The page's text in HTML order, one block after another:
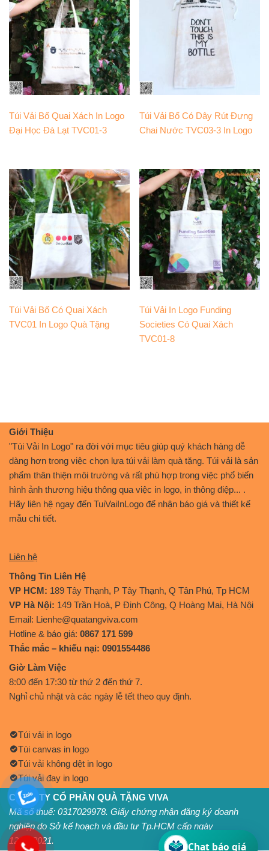
Túi Vải Bố Quai Xách In Logo
Đại Học Đà Lạt TVC01-3
Túi Vải Bố Có Dây Rút Đựng
Chai Nước TVC03-3 In Logo
Túi Vải Bố Có Quai Xách
TVC01 In Logo Quà Tặng
Túi Vải In Logo Funding
Societies Có Quai Xách
TVC01-8
Giới Thiệu
"Túi Vải In Logo" ra đời với mục tiêu giúp quý khách hàng dễ
dàng hơn trong việc chọn lựa túi vải làm quà tặng. Túi vải là sản
phẩm thân thiện môi trường và rất phù hợp trong việc phổ biến
hình ảnh thương hiệu thông qua việc in logo, in thông điệp... .
Hãy liên hệ ngay đến TuiVaiInLogo để nhận báo giá và thiết kế
mẫu chi tiết.
Liên hệ
Thông Tin Liên Hệ
VP HCM: 189 Tây Thạnh, P Tây Thạnh, Q Tân Phú, Tp HCM
VP Hà Nội: 149 Trần Hoà, P Định Công, Q Hoàng Mai, Hà Nội
Email: Lienhe@quatangviva.com
Hotline & báo giá: 0867 171 599
Thắc mắc – khiếu nại: 0901554486
Giờ Làm Việc
8:00 đến 17:30 từ thứ 2 đến thứ 7.
Nghỉ chủ nhật và các ngày lễ tết theo quy định.
Túi vải in logo
Túi canvas in logo
Túi vải không dệt in logo
Túi vải đay in logo
CÔNG TY CỔ PHẦN QUÀ TẶNG VIVA
Mã số thuế: 0317029978. Giấy chứng nhận đăng ký doanh
nghiệp do Sở kế hoạch và đầu tư Tp.HCM cấp ngày
12/11/2021.
Chat báo giá